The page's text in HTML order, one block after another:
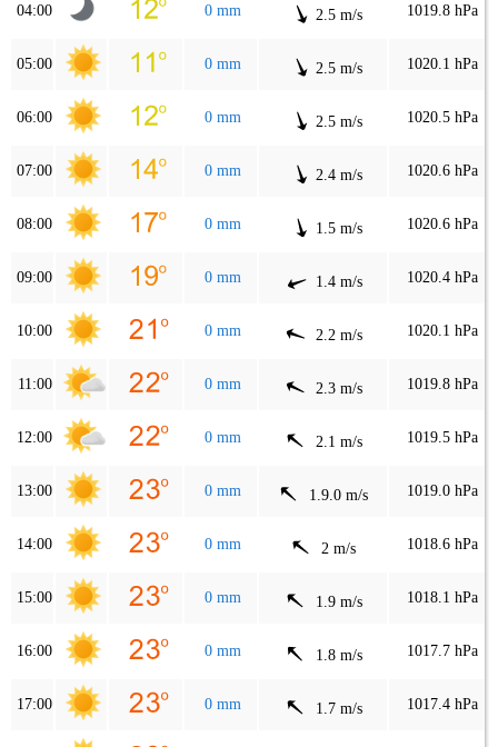
04:00 0 mm 2.5 m/s 1019.8 hPa
05:00 0 mm 2.5 m/s 1020.1 hPa
06:00 0 mm 2.5 m/s 1020.5 hPa
07:00 0 mm 2.4 m/s 1020.6 hPa
08:00 0 mm 1.5 m/s 1020.6 hPa
09:00 0 mm 1.4 m/s 1020.4 hPa
10:00 0 mm 2.2 m/s 1020.1 hPa
11:00 0 mm 2.3 m/s 1019.8 hPa
12:00 0 mm 2.1 m/s 1019.5 hPa
13:00 0 mm 1.9.0 m/s 1019.0 hPa
14:00 0 mm 2 m/s 1018.6 hPa
15:00 0 mm 1.9 m/s 1018.1 hPa
16:00 0 mm 1.8 m/s 1017.7 hPa
17:00 0 mm 1.7 m/s 1017.4 hPa